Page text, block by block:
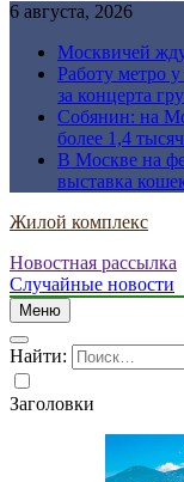
6 августа, 2026
Москвичей
Работу метро
за концерта
Собянин: на
более 1,4
В Москве на
выставка
Жилой комплекс
Новостная рассылка
Случайные новости
Меню
Найти:
Заголовки